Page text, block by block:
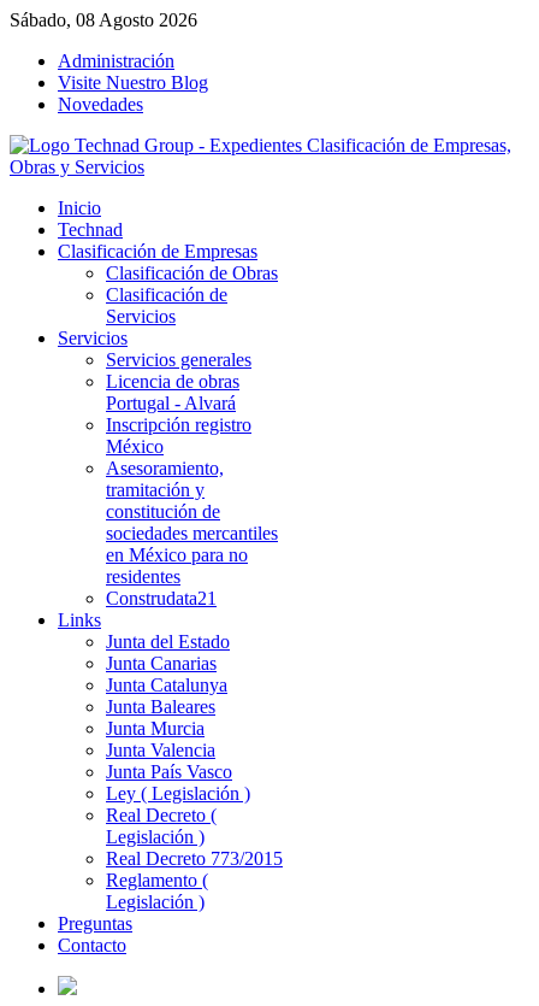
Sábado, 08 Agosto 2026
Administración
Visite Nuestro Blog
Novedades
Inicio
Technad
Clasificación de Empresas
Clasificación de Obras
Clasificación de
Servicios
Servicios
Servicios generales
Licencia de obras
Portugal - Alvará
Inscripción registro
México
Asesoramiento,
tramitación y
constitución de
sociedades mercantiles
en México para no
residentes
Construdata21
Links
Junta del Estado
Junta Canarias
Junta Catalunya
Junta Baleares
Junta Murcia
Junta Valencia
Junta País Vasco
Ley ( Legislación )
Real Decreto (
Legislación )
Real Decreto 773/2015
Reglamento (
Legislación )
Preguntas
Contacto